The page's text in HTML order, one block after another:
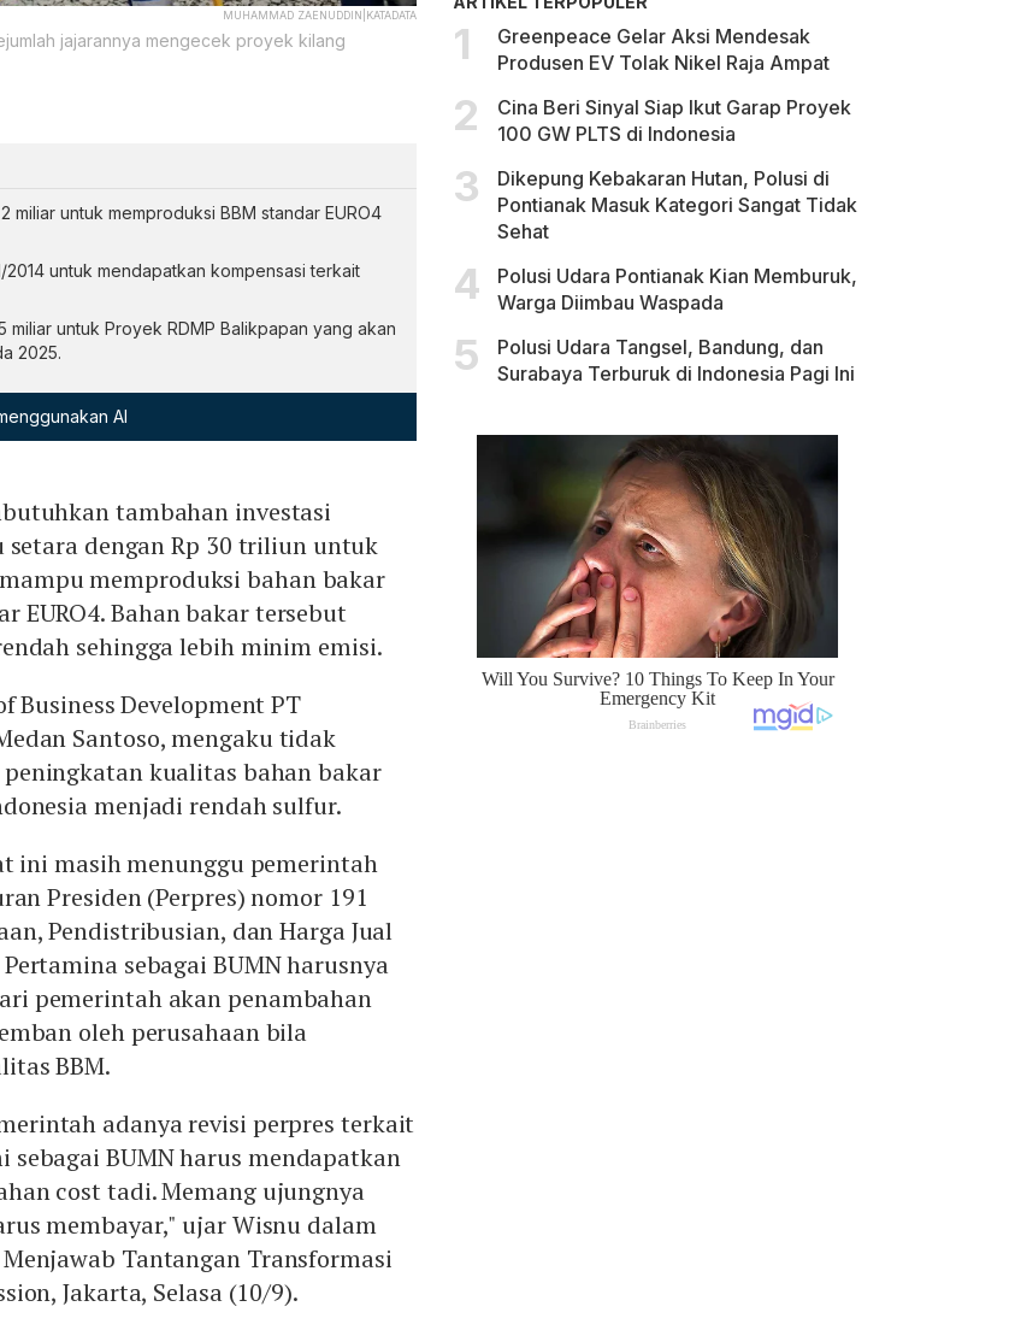
MUHAMMAD ZAENUDDIN|KATADATA
jajarannya mengecek proyek kilang
miliar untuk memproduksi BBM standar EURO4
untuk mendapatkan kompensasi terkait
miliar untuk Proyek RDMP Balikpapan yang akan
2025.
AI
tambahan investasi
setara dengan Rp 30 triliun untuk
memproduksi bahan bakar
EURO4. Bahan bakar tersebut
sehingga lebih minim emisi.
Business Development PT
Santoso, mengaku tidak
kualitas bahan bakar
menjadi rendah sulfur.
ini masih menunggu pemerintah
Presiden (Perpres) nomor 191
Pendistribusian, dan Harga Jual
sebagai BUMN harusnya
pemerintah akan penambahan
oleh perusahaan bila
BBM.
adanya revisi perpres terkait
sebagai BUMN harus mendapatkan
cost tadi. Memang ujungnya
membayar," ujar Wisnu dalam
Tantangan Transformasi
Jakarta, Selasa (10/9).
Greenpeace Gelar Aksi Mendesak
Produsen EV Tolak Nikel Raja Ampat
Cina Beri Sinyal Siap Ikut Garap Proyek
100 GW PLTS di Indonesia
Dikepung Kebakaran Hutan, Polusi di
Pontianak Masuk Kategori Sangat Tidak
Sehat
Polusi Udara Pontianak Kian Memburuk,
Warga Diimbau Waspada
Polusi Udara Tangsel, Bandung, dan
Surabaya Terburuk di Indonesia Pagi Ini